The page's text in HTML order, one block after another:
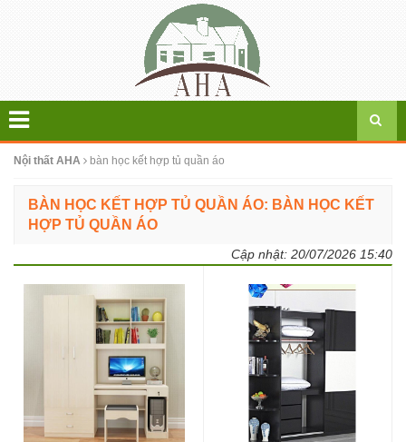
Nội thất AHA bàn học kết hợp tủ quần áo
BÀN HỌC KẾT HỢP TỦ QUẦN ÁO: BÀN HỌC KẾT
HỢP TỦ QUẦN ÁO
Cập nhật: 20/07/2026 15:40